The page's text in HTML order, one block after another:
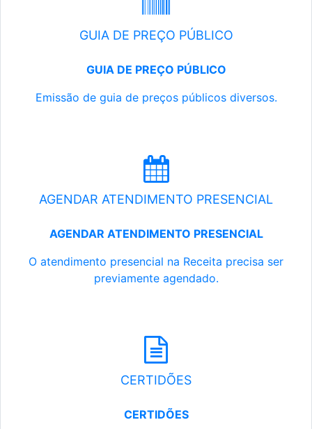
GUIA DE PREÇO PÚBLICO
GUIA DE PREÇO PÚBLICO
Emissão de guia de preços públicos diversos.
AGENDAR ATENDIMENTO PRESENCIAL
AGENDAR ATENDIMENTO PRESENCIAL
O atendimento presencial na Receita precisa ser
previamente agendado.
CERTIDÕES
CERTIDÕES